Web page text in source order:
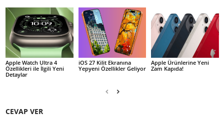
Apple Watch Ultra 4
Özellikleri ile İlgili Yeni
Detaylar
iOS 27 Kilit Ekranına
Yepyeni Özellikler Geliyor
Apple Ürünlerine Yeni
Zam Kapıda!
CEVAP VER